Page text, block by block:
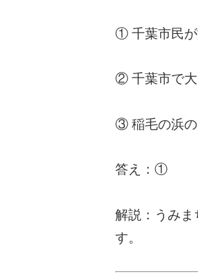
① 千葉市民が
② 千葉市で大
③ 稲毛の浜の
答え：①
解説：うみ
す。